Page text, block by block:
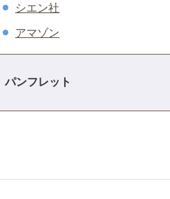
シエン社
アマゾン
パンフレット